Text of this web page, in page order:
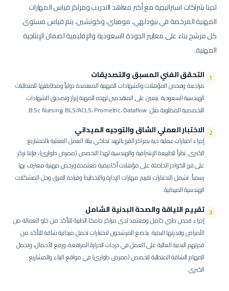
لدينا شراكات استراتيجية مع أكبر معاهد التدريب ومراكز قياس المهارات
المهنية المرخصة في نيودلهي، مومباي، وكوتشين. يتم قياس مستوى
كل مرشح بناء على معايير الجودة السعودية والإقليمية لضمان الإنتاجية
المهنية.
1 التحقق الفني المسبق والتصديقات
مراجعة وفحص المؤهلات والشهادات المهنية المعتمدة دولياً ومطابقتها للمتطلبات
الهندسية السعودية.يتعين على المتقدمين لهذه المهنة إبراز وتصديق الشهادات
التخصصية المطلوبة مثل: B.Sc Nursing، BLS/ACLS، Prometric، Dataflow.
2 الاختبار العملي الشاق والتوجيه الميداني
إجراء اختبارات عملية حية بمراكز الفرز بالهند تحاكي بيئة العمل الفعلية بالمشاريع
الكبرى. نظراً للطبيعة الإشرافية والهندسية لهذا التخصص (ممرض طوارئ)، فإننا نركز
على فرز الكوادر الحاصلة على مؤهلات أكاديمية معتمدة ورخص مهنية معترف بها
رسمياً. تشمل الاختبارات تقييم مهارات الإدارة والتخطيط وقيادة الفرق وحل المشكلات
الهندسية الميدانية.
3 تقييم اللياقة والصحة البدنية الشامل
إجراء فحص طبي كامل ومعتمد لدى مراكز جامكا الطبية للتأكد من خلو العمالة من
الأمراض وقدرتها البدنية.يخضع المرشحون لاختبارات تحمل ميدانية شاقة للتأكد من
قدرتهم البدنية العالية على العمل في درجات الحرارة المرتفعة، ورفع الأحمال، وتحمل
المهام الشاقة المتطلبة لتخصص (ممرض طوارئ) في مواقع البناء والمشاريع
الكبرى.